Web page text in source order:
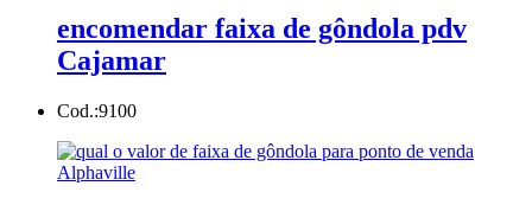
encomendar faixa de gôndola pdv
Cajamar
Cod.:9100